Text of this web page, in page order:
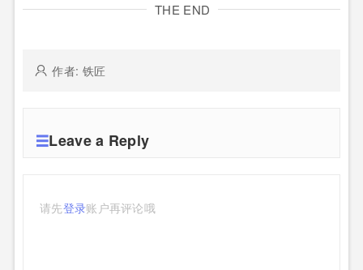
THE END
作者: 铁匠
Leave a Reply
请先登录账户再评论哦